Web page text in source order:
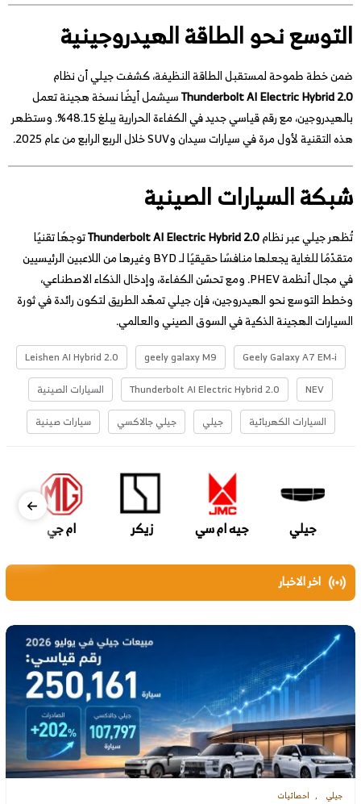
التوسع نحو الطاقة الهيدروجينية
ضمن خطة طموحة لمستقبل الطاقة النظيفة، كشفت جيلي أن نظام
Thunderbolt AI Electric Hybrid 2.0سيشمل أيضًا نسخة هجينة تعمل
بالهيدروجين، مع رقم قياسي جديد في الكفاءة الحرارية يبلغ 48.15%. وستظهر
هذه التقنية لأول مرة في سيارات سيدان وSUV خلال الربع الرابع من عام 2025.
شبكة السيارات الصينية
تُظهر جيلي عبر نظامThunderbolt AI Electric Hybrid 2.0توجهًا تقنيًا
متقدّمًا للغاية يجعلها منافسًا حقيقيًا لـ BYD وغيرها من اللاعبين الرئيسيين
في مجال أنظمة PHEV. ومع تحسّن الكفاءة، وإدخال الذكاء الاصطناعي،
وخطط التوسع نحو الهيدروجين، فإن جيلي تمهّد الطريق لتكون رائدة في ثورة
السيارات الهجينة الذكية في السوق الصيني والعالمي.
Geely Galaxy A7 EM-i
geely galaxy M9
Leishen AI Hybrid 2.0
NEV
Thunderbolt AI Electric Hybrid 2.0
السيارات الصينية
السيارات الكهربائية
جيلي جيلي جالاكسي سيارات صينية
جيلي جيه ام سي زيكر ام جي
اخر الاخبار
جيلي احصائيات